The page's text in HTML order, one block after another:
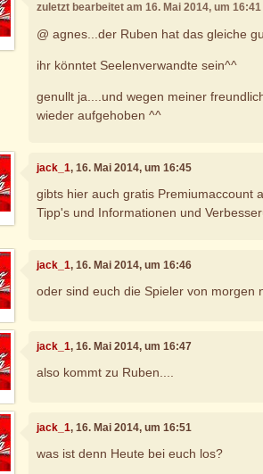
zuletzt bearbeitet am 16. Mai 2014, um 16:41
@ agnes...der Ruben hat das gleiche
ihr könntet Seelenverwandte sein^^
genullt ja....und wegen meiner
wieder aufgehoben ^^
jack_1, 16. Mai 2014, um 16:45
gibts hier auch gratis Premiumaccount
Tipp's und Informationen und
jack_1, 16. Mai 2014, um 16:46
oder sind euch die Spieler von morgen
jack_1, 16. Mai 2014, um 16:47
also kommt zu Ruben....
jack_1, 16. Mai 2014, um 16:51
was ist denn Heute bei euch los?